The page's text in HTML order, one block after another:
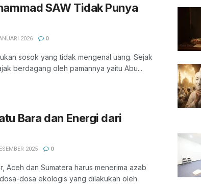
SAW Tidak Punya
2026 0
sosok yang tidak mengenal uang. Sejak
berdagang oleh pamannya yaitu Abu...
Bara dan Energi dari
2025 0
Aceh dan Sumatera harus menerima azab
dosa ekologis yang dilakukan oleh